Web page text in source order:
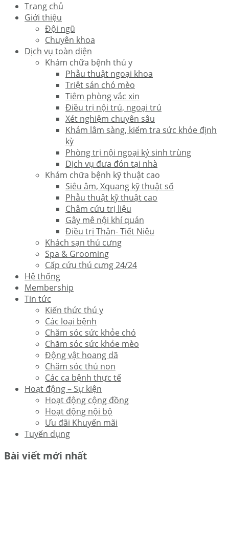
Trang chủ
Giới thiệu
Đội ngũ
Chuyên khoa
Dịch vụ toàn diện
Khám chữa bệnh thú y
Phẫu thuật ngoại khoa
Triệt sản chó mèo
Tiêm phòng vắc xin
Điều trị nội trú, ngoại trú
Xét nghiệm chuyên sâu
Khám lâm sàng, kiểm tra sức khỏe định
kỳ
Phòng trị nội ngoại ký sinh trùng
Dịch vụ đưa đón tại nhà
Khám chữa bệnh kỹ thuật cao
Siêu âm, Xquang kỹ thuật số
Phẫu thuật kỹ thuật cao
Châm cứu trị liệu
Gây mê nội khí quản
Điều trị Thận- Tiết Niệu
Khách sạn thú cưng
Spa & Grooming
Cấp cứu thú cưng 24/24
Hệ thống
Membership
Tin tức
Kiến thức thú y
Các loại bệnh
Chăm sóc sức khỏe chó
Chăm sóc sức khỏe mèo
Động vật hoang dã
Chăm sóc thú non
Các ca bệnh thực tế
Hoạt động – Sự kiện
Hoạt động cộng đồng
Hoạt động nội bộ
Ưu đãi Khuyến mãi
Tuyển dụng
Bài viết mới nhất